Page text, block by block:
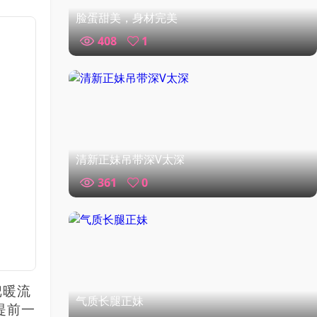
流
前一
脸蛋甜美，身材完美
408
1
清新正妹吊带深V太深
361
0
气质长腿正妹